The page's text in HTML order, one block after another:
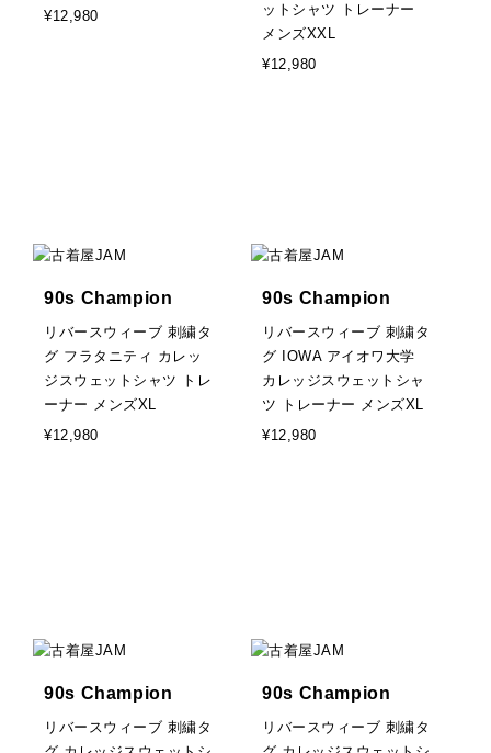
¥12,980
ットシャツ トレーナー
メンズXXL
¥12,980
90s Champion
リバースウィーブ 刺繍タ
グ フラタニティ カレッ
ジスウェットシャツ トレ
ーナー メンズXL
¥12,980
90s Champion
リバースウィーブ 刺繍タ
グ IOWA アイオワ大学
カレッジスウェットシャ
ツ トレーナー メンズXL
¥12,980
90s Champion
リバースウィーブ 刺繍タ
90s Champion
リバースウィーブ 刺繍タ